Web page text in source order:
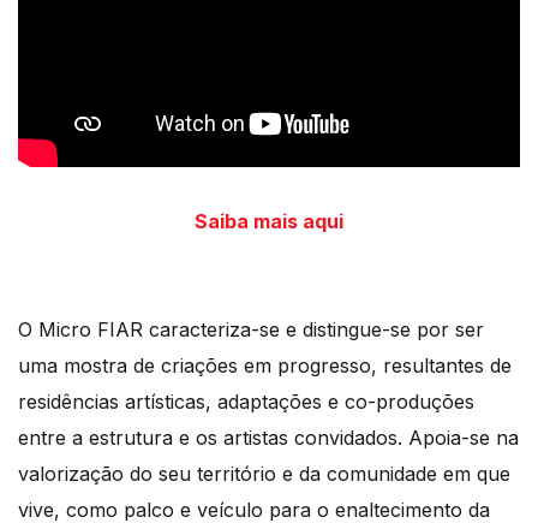
Saiba mais aqui
O Micro FIAR caracteriza-se e distingue-se por ser
uma mostra de criações em progresso, resultantes de
residências artísticas, adaptações e co-produções
entre a estrutura e os artistas convidados. Apoia-se na
valorização do seu território e da comunidade em que
vive, como palco e veículo para o enaltecimento da